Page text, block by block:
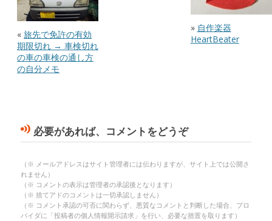
« 旅先で免許の有効
期限切れ → 車検切れ
の車の車検の通し方
の自分メモ
» 自作楽器
HeartBeater
必要があれば、コメントをどうぞ
（※ メールアドレスはサイト管理者には伝わりますが、サイト上では公開さ
れません）
（※ コメントの表示は管理者の承認後となります）
（※ 捨てアドのコメントは一切承認しません）
（※ コメント承認の可否に関わらず、悪質なコメントと判断した場合、プロ
バイダに「投稿者の個人情報開示請求」を行い、必要な措置を取ります）